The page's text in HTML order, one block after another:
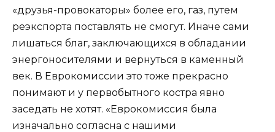
«друзья-провокаторы» более его, газ, путем
реэкспорта поставлять не смогут. Иначе сами
лишаться благ, заключающихся в обладании
энергоносителями и вернуться в каменный
век. В Еврокомиссии это тоже прекрасно
понимают и у первобытного костра явно
заседать не хотят. «Еврокомиссия была
изначально согласна с нашими